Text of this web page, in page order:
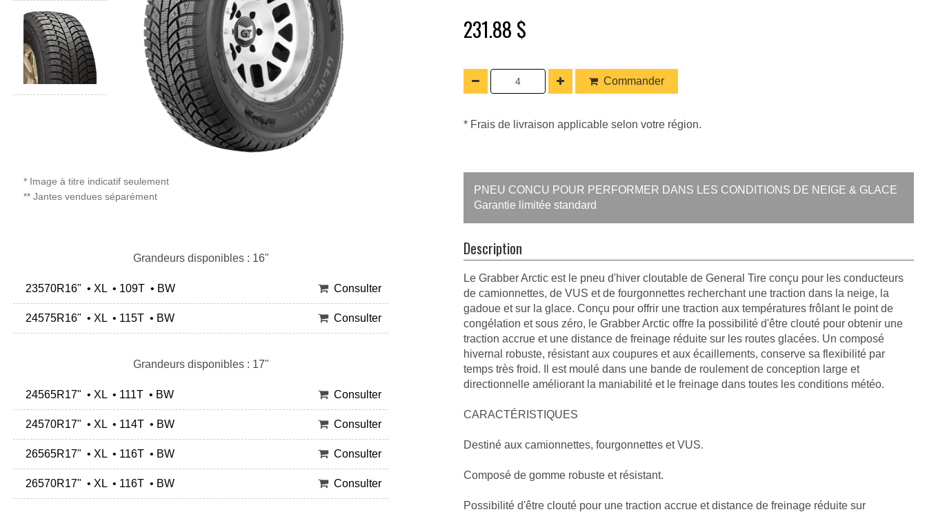
* Image à titre indicatif seulement
** Jantes vendues séparément
Grandeurs disponibles : 16"
23570R16" • XL • 109T • BW Consulter
24575R16" • XL • 115T • BW Consulter
Grandeurs disponibles : 17"
24565R17" • XL • 111T • BW Consulter
24570R17" • XL • 114T • BW Consulter
26565R17" • XL • 116T • BW Consulter
26570R17" • XL • 116T • BW Consulter
231.88 $
Commander
* Frais de livraison applicable selon votre région.
PNEU CONCU POUR PERFORMER DANS LES CONDITIONS DE NEIGE & GLACE
Garantie limitée standard
Description
Le Grabber Arctic est le pneu d'hiver cloutable de General Tire conçu pour les conducteurs
de camionnettes, de VUS et de fourgonnettes recherchant une traction dans la neige, la
gadoue et sur la glace. Conçu pour offrir une traction aux températures frôlant le point de
congélation et sous zéro, le Grabber Arctic offre la possibilité d'être clouté pour obtenir une
traction accrue et une distance de freinage réduite sur les routes glacées. Un composé
hivernal robuste, résistant aux coupures et aux écaillements, conserve sa flexibilité par
temps très froid. Il est moulé dans une bande de roulement de conception large et
directionnelle améliorant la maniabilité et le freinage dans toutes les conditions météo.
CARACTÉRISTIQUES
Destiné aux camionnettes, fourgonnettes et VUS.
Composé de gomme robuste et résistant.
Possibilité d'être clouté pour une traction accrue et distance de freinage réduite sur